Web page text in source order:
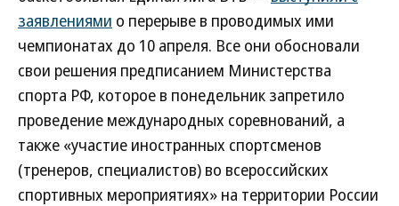
заявлениями о перерыве в проводимых ими
чемпионатах до 10 апреля. Все они обосновали
свои решения предписанием Министерства
спорта РФ, которое в понедельник запретило
проведение международных соревнований, а
также «участие иностранных спортсменов
(тренеров, специалистов) во всероссийских
спортивных мероприятиях» на территории России